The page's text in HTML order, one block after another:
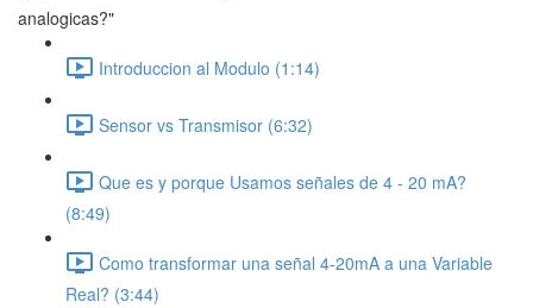
analogicas?"
Introduccion al Modulo (1:14)
Sensor vs Transmisor (6:32)
Que es y porque Usamos señales de 4 - 20 mA?
(8:49)
Como transformar una señal 4-20mA a una Variable
Real? (3:44)